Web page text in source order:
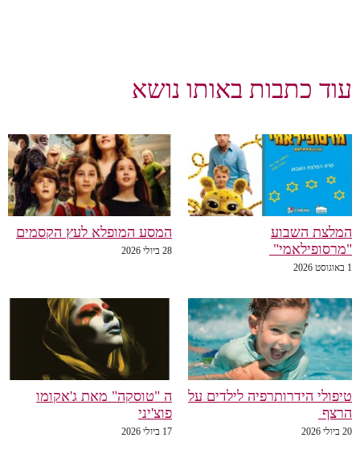
כתבות באותו נושא
השבוע
המסע המופלא לעץ הקסמים
הידרותרפיה לילדים על
ה "טוסקה" מאת ג'אקומו
פוצ'יני